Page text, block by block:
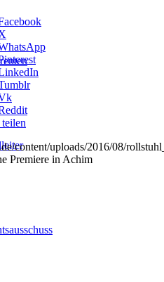
content/uploads/2016/08/
Premiere in Achim